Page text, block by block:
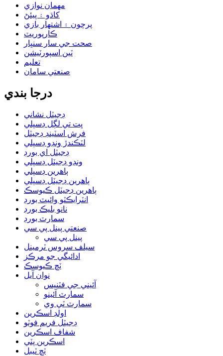
مهمان نوازي
کاڌو ۽ پيئڻ
پرچون ۽ اشتهار بازي
ڪارپوريٽ
صحت جي سار سنڀار
ٽين اسپورٽيشن
تعليم
صنعتي سامان
درجا بندي
ڊجيٽل نشاني
ڀت تي لڳل ڊسپلي
فرش اسٽينڊ ڊجيٽل
لٽڪندڙ ونڊو ڊسپلي
ڊجيٽل اي بورڊ
ونڊو ڊجيٽل ڊسپلي
ٻاهرين ڊسپلي
ٻاهرين ڊجيٽل ڊسپلي
ٻاهرين ڊجيٽل ڪيوسڪ
انٽرايڪٽو وائيٽ بورڊ
نانو بليڪ بورڊ
سمارٽ بورڊ
صنعتي پينل پي سي
پينل پي سي
سيلف سروس ٽرمينل
ادائيگي جو مرڪز
ٽچ ڪيوسڪ
نوان آيل
آئيني جي فٽنيس
سمارٽ آئينو
سمارٽ ٽي وي
اولڊ اسڪرين
ڊجيٽل فريم فوٽو
شفاف اسڪرين
اسڪرين پٽي
ٽچ ٽيبل